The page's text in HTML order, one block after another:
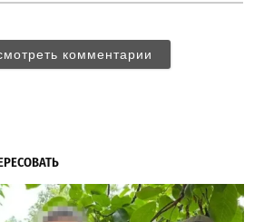
комментарии